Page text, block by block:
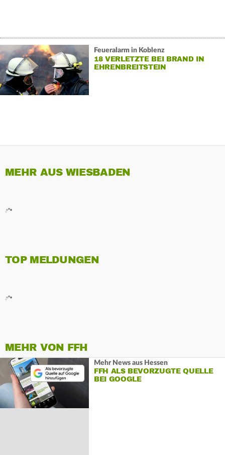
Feueralarm in Koblenz
18 VERLETZTE BEI BRAND IN
EHRENBREITSTEIN
MEHR AUS WIESBADEN
TOP MELDUNGEN
MEHR VON FFH
Mehr News aus Hessen
FFH ALS BEVORZUGTE QUELLE
BEI GOOGLE